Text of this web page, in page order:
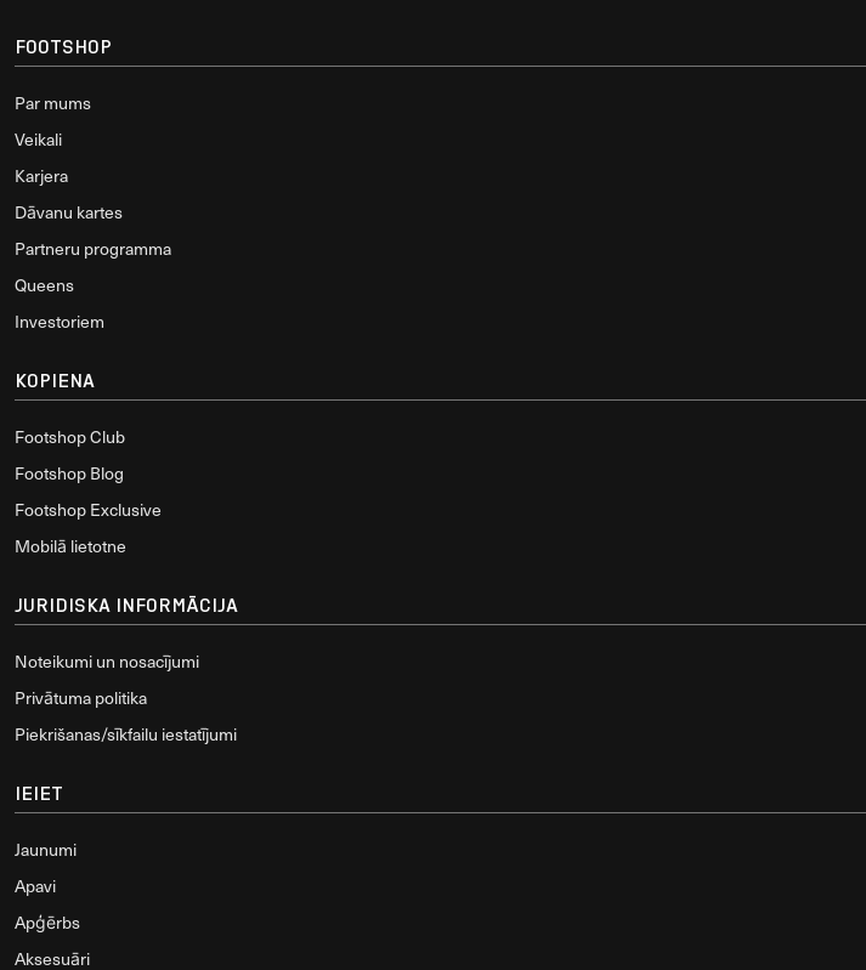
FOOTSHOP
Par mums
Veikali
Karjera
Dāvanu kartes
Partneru programma
Queens
Investoriem
KOPIENA
Footshop Club
Footshop Blog
Footshop Exclusive
Mobilā lietotne
JURIDISKA INFORMĀCIJA
Noteikumi un nosacījumi
Privātuma politika
Piekrišanas/sīkfailu iestatījumi
IEIET
Jaunumi
Apavi
Apģērbs
Aksesuāri